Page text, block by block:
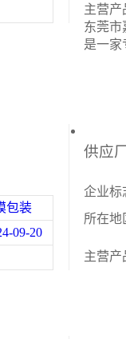
出具退
尺寸提
低价承
主营产
东莞市
是一家
磁钮箱
高性能
长期承
出具退
包装
09-20
企业标
所在地
主营产